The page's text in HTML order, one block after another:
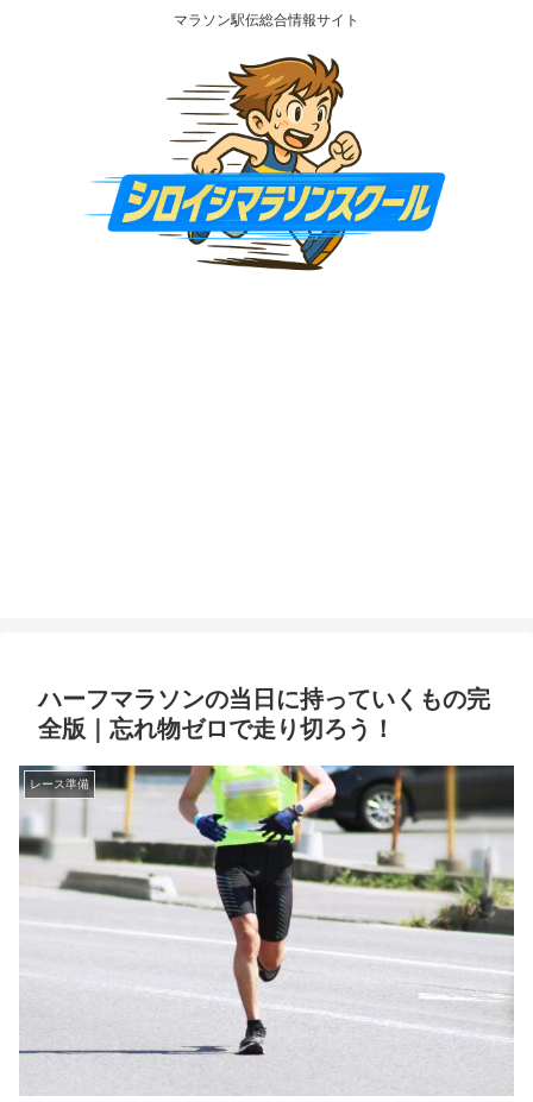
マラソン駅伝総合情報サイト
ハーフマラソンの当日に持っていくもの完
全版｜忘れ物ゼロで走り切ろう！
レース準備